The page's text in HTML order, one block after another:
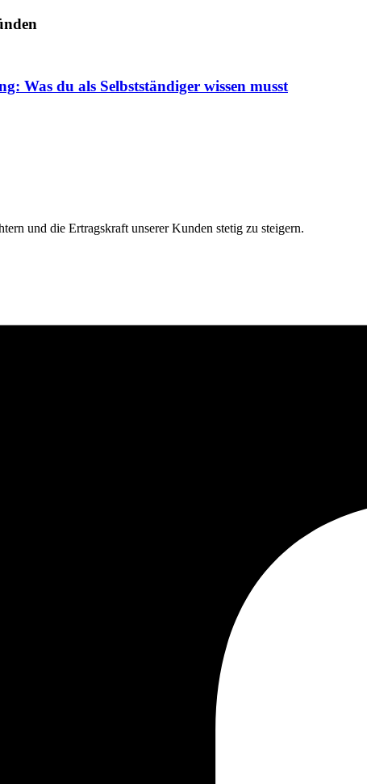
Was du als Selbstständiger wissen musst
und die Ertragskraft unserer Kunden stetig zu steigern.